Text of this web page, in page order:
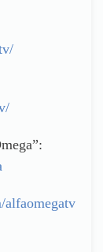
alfaomegatv